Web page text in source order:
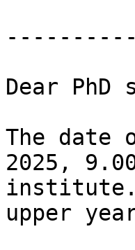
Dear PhD
The date
2025,
upper